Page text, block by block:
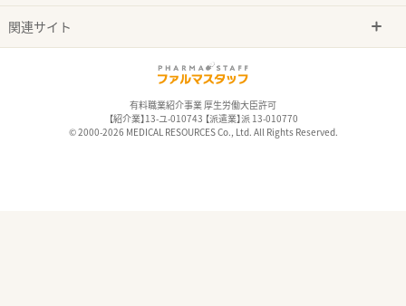
関連サイト
有料職業紹介事業 厚生労働大臣許可
【紹介業】13-ユ-010743 【派遣業】派 13-010770
© 2000-2026 MEDICAL RESOURCES Co., Ltd. All Rights Reserved.